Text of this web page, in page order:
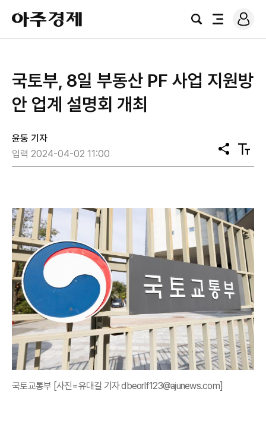
아
주
경
검
전
로
그
국토부, 8일 부동산 PF 사업 지원방
안 업계 설명회 개최
윤동 기자
입력 2024-04-02 11:00
공
유
텍
스
국토교통부 [사진=유대길 기자 dbeorlf123@ajunews.com]